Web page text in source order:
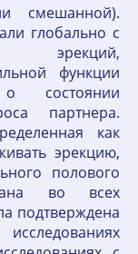
смешанной).
глобально с
эрекций,
функции
состоянии
партнера.
как
эрекцию,
полового
во всех
подтверждена